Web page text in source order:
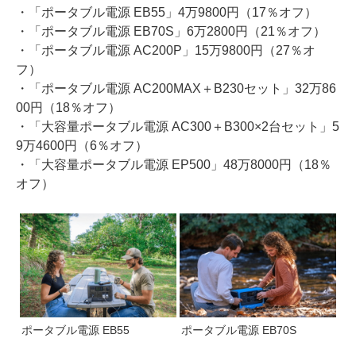
・「ポータブル電源 EB55」4万9800円（17％オフ）
・「ポータブル電源 EB70S」6万2800円（21％オフ）
・「ポータブル電源 AC200P」15万9800円（27％オ
フ）
・「ポータブル電源 AC200MAX＋B230セット」32万86
00円（18％オフ）
・「大容量ポータブル電源 AC300＋B300×2台セット」5
9万4600円（6％オフ）
・「大容量ポータブル電源 EP500」48万8000円（18％
オフ）
ポータブル電源 EB55 ポータブル電源 EB70S